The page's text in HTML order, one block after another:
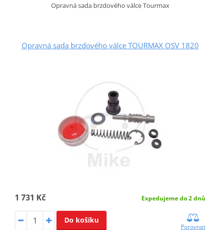
Opravná sada brzdového válce Tourmax
Opravná sada brzdového válce TOURMAX OSV 1820
1 731 Kč Expedujeme do 2 dnů
Do košíku
Porovnat